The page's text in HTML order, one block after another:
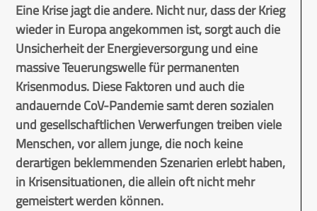
Eine Krise jagt die andere. Nicht nur, dass der Krieg
wieder in Europa angekommen ist, sorgt auch die
Unsicherheit der Energieversorgung und eine
massive Teuerungswelle für permanenten
Krisenmodus. Diese Faktoren und auch die
andauernde CoV-Pandemie samt deren sozialen
und gesellschaftlichen Verwerfungen treiben viele
Menschen, vor allem junge, die noch keine
derartigen beklemmenden Szenarien erlebt haben,
in Krisensituationen, die allein oft nicht mehr
gemeistert werden können.